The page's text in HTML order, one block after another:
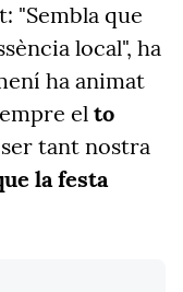
"Sembla que
local", ha
ha animat
el to
tant nostra
la festa